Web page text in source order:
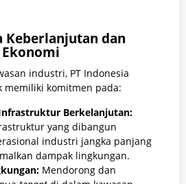
Keberlanjutan dan
industri, PT Indonesia
memiliki komitmen pada:
Berkelanjutan:
yang dibangun
industri jangka panjang
dampak lingkungan.
Mendorong dan